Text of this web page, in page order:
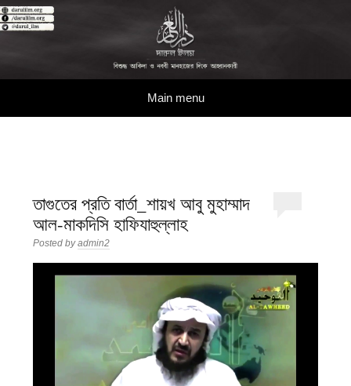
বিশুদ্ধ আকিদা ও নববী মানহাজের দিকে আহ্বানকারী
Main menu
তাগুতের প্রতি বার্তা_শায়খ আবু মুহাম্মাদ
আল-মাকদিসি হাফিযাহুল্লাহ
Posted byadmin2